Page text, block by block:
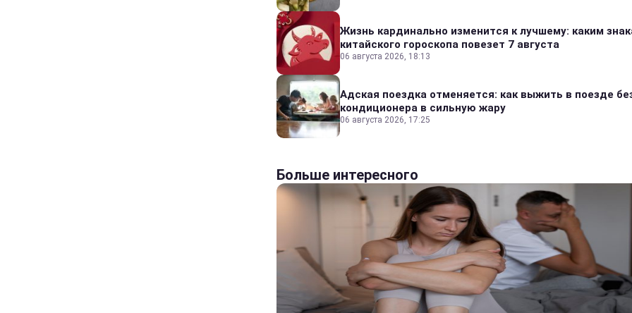
Жизнь кардинально изменится к лучшему: каким
китайского гороскопа повезет 7 августа
06 августа 2026, 18:13
Адская поездка отменяется: как выжить в поезде
кондиционера в сильную жару
06 августа 2026, 17:25
Больше интересного